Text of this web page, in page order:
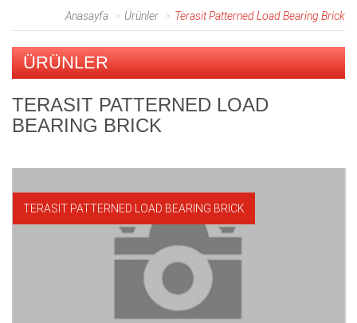
Anasayfa Ürünler Terasit Patterned Load Bearing Brick
ÜRÜNLER
TERASIT PATTERNED LOAD
BEARING BRICK
TERASIT PATTERNED LOAD BEARING BRICK